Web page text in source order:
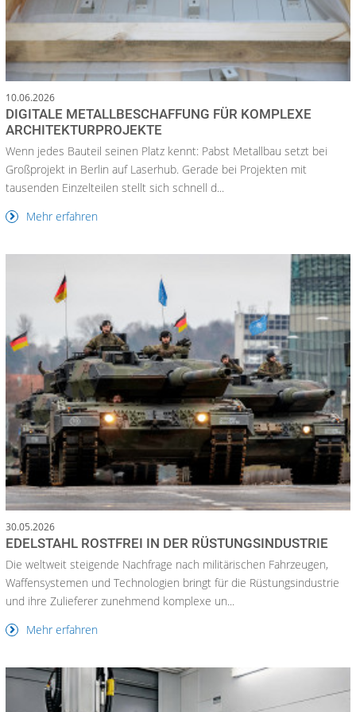
10.06.2026
DIGITALE METALLBESCHAFFUNG FÜR KOMPLEXE
ARCHITEKTURPROJEKTE
Wenn jedes Bauteil seinen Platz kennt: Pabst Metallbau setzt bei
Großprojekt in Berlin auf Laserhub. Gerade bei Projekten mit
tausenden Einzelteilen stellt sich schnell d...
Mehr erfahren
30.05.2026
EDELSTAHL ROSTFREI IN DER RÜSTUNGSINDUSTRIE
Die weltweit steigende Nachfrage nach militärischen Fahrzeugen,
Waffensystemen und Technologien bringt für die Rüstungsindustrie
und ihre Zulieferer zunehmend komplexe un...
Mehr erfahren